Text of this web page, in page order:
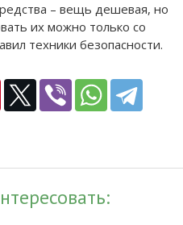
– вещь дешевая, но
их можно только со
техники безопасности.